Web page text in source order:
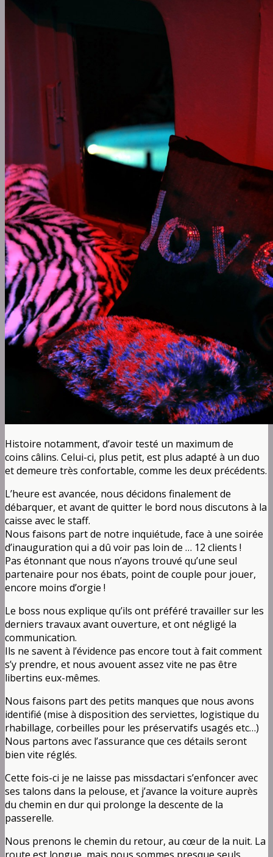
Histoire notamment, d’avoir testé un maximum de
coins câlins. Celui-ci, plus petit, est plus adapté à un duo
et demeure très confortable, comme les deux précédents.
L’heure est avancée, nous décidons finalement de
débarquer, et avant de quitter le bord nous discutons à la
caisse avec le staff.
Nous faisons part de notre inquiétude, face à une soirée
d’inauguration qui a dû voir pas loin de … 12 clients !
Pas étonnant que nous n’ayons trouvé qu’une seul
partenaire pour nos ébats, point de couple pour jouer,
encore moins d’orgie !
Le boss nous explique qu’ils ont préféré travailler sur les
derniers travaux avant ouverture, et ont négligé la
communication.
Ils ne savent à l’évidence pas encore tout à fait comment
s’y prendre, et nous avouent assez vite ne pas être
libertins eux-mêmes.
Nous faisons part des petits manques que nous avons
identifié (mise à disposition des serviettes, logistique du
rhabillage, corbeilles pour les préservatifs usagés etc…)
Nous partons avec l’assurance que ces détails seront
bien vite réglés.
Cette fois-ci je ne laisse pas missdactari s’enfoncer avec
ses talons dans la pelouse, et j’avance la voiture auprès
du chemin en dur qui prolonge la descente de la
passerelle.
Nous prenons le chemin du retour, au cœur de la nuit. La
route est longue, mais nous sommes presque seuls.